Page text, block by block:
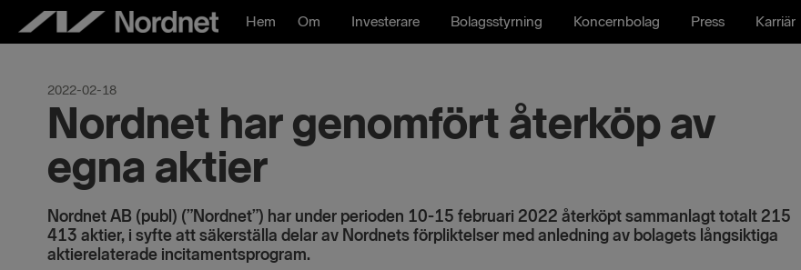
Hoppa
Hem Om Investerare Bolagsstyrning Koncernbolag Press Karriär
2022-02-18
Nordnet har genomfört återköp av
egna aktier
Nordnet AB (publ) (”Nordnet”) har under perioden 10-15 februari 2022 återköpt sammanlagt totalt 215
413 aktier, i syfte att säkerställa delar av Nordnets förpliktelser med anledning av bolagets långsiktiga
aktierelaterade incitamentsprogram.